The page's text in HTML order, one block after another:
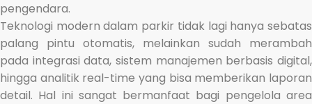
pengendara.
Teknologi modern dalam parkir tidak lagi hanya sebatas
palang pintu otomatis, melainkan sudah merambah
pada integrasi data, sistem manajemen berbasis digital,
hingga analitik real-time yang bisa memberikan laporan
detail. Hal ini sangat bermanfaat bagi pengelola area